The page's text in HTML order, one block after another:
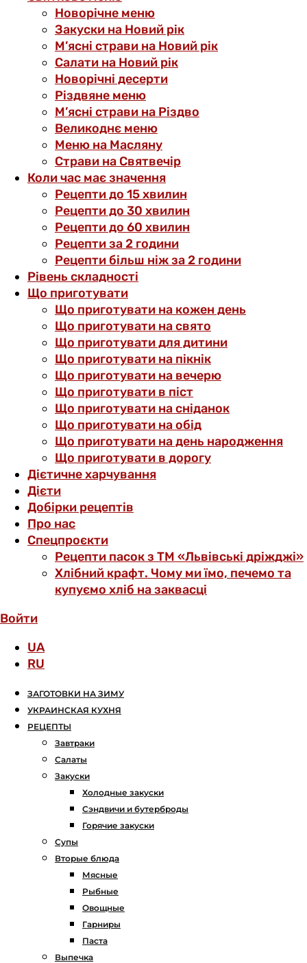
Новорічне меню
Закуски на Новий рік
М’ясні страви на Новий рік
Салати на Новий рік
Новорічні десерти
Різдвяне меню
М’ясні страви на Різдво
Великоднє меню
Меню на Масляну
Страви на Святвечір
Коли час має значення
Рецепти до 15 хвилин
Рецепти до 30 хвилин
Рецепти до 60 хвилин
Рецепти за 2 години
Рецепти більш ніж за 2 години
Рівень складності
Що приготувати
Що приготувати на кожен день
Що приготувати на свято
Що приготувати для дитини
Що приготувати на пікнік
Що приготувати на вечерю
Що приготувати в піст
Що приготувати на сніданок
Що приготувати на обід
Що приготувати на день народження
Що приготувати в дорогу
Дієтичне харчування
Дієти
Добірки рецептів
Про нас
Спецпроєкти
Рецепти пасок з ТМ «Львівські дріжджі»
Хлібний крафт. Чому ми їмо, печемо та
купуємо хліб на заквасці
Войти
UA
RU
ЗАГОТОВКИ НА ЗИМУ
УКРАИНСКАЯ КУХНЯ
РЕЦЕПТЫ
Завтраки
Салаты
Закуски
Холодные закуски
Сэндвичи и бутерброды
Горячие закуски
Супы
Вторые блюда
Мясные
Рыбные
Овощные
Гарниры
Паста
Выпечка